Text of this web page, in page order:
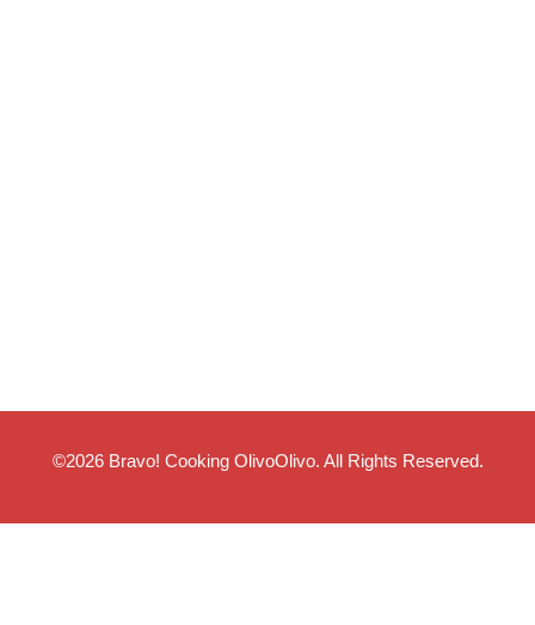
©2026 Bravo! Cooking OlivoOlivo. All Rights Reserved.